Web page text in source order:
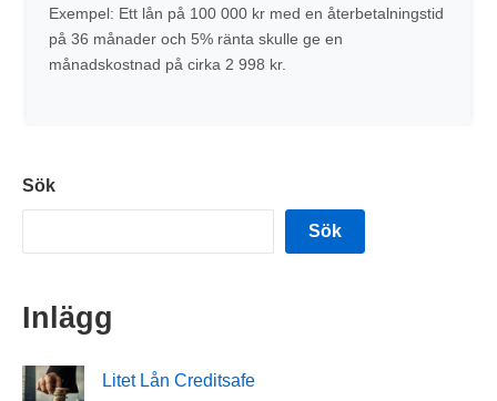
Exempel: Ett lån på 100 000 kr med en återbetalningstid
på 36 månader och 5% ränta skulle ge en
månadskostnad på cirka 2 998 kr.
Sök
Sök
Inlägg
Litet Lån Creditsafe